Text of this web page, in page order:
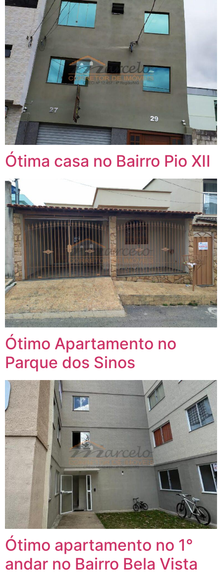
Ótima casa no Bairro Pio XII
Ótimo Apartamento no
Parque dos Sinos
Ótimo apartamento no 1°
andar no Bairro Bela Vista